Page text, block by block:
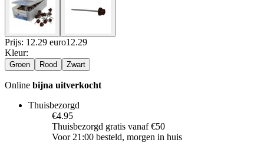
Prijs: 12.29 euro12.29
Kleur:
Groen Rood Zwart
Online bijna uitverkocht
Thuisbezorgd
€4.95
Thuisbezorgd gratis vanaf €50
Voor 21:00 besteld, morgen in huis